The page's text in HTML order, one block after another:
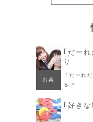
｢だー
り
出典
「だーれ
る!?
｢好き